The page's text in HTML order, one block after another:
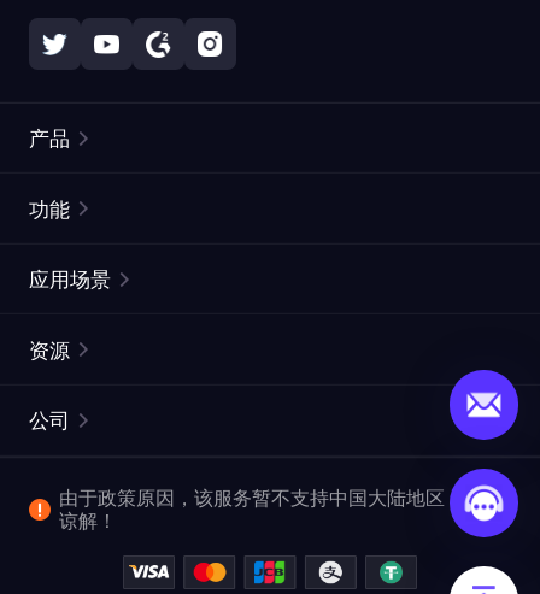
产品
静态住宅代理
网页抓取 API
视频下载 API
功能
ISP代理
ProxySite
应用场景
市场研究
爬行和索引
查看全部使用场景
资源
常见问题解答
位置
公司
企业服务
反洗钱合规计划
由于政策原因，该服务暂不支持中国大陆地区，敬请
谅解！